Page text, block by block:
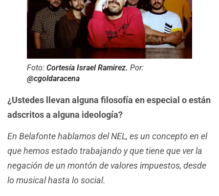
Foto: Cortesía Israel Ramirez. Por:
@cgoldaracena
¿Ustedes llevan alguna filosofía en especial o están
adscritos a alguna ideología?
En Belafonte hablamos del NEL, es un concepto en el
que hemos estado trabajando y que tiene que ver la
negación de un montón de valores impuestos, desde
lo musical hasta lo social.